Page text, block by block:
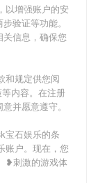
以增强账户的安
验证等功能。
信息，确保您
和规定供您阅
内容。在注册
并愿意遵守。
宝石娱乐的条
账户。现在，您
❥刺激的游戏体